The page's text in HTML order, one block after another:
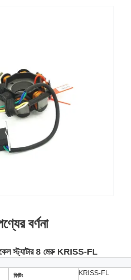
বর্ণনা
স্ট্যাটার 8 মেরু KRISS-FL
ফিটিং KRISS-FL